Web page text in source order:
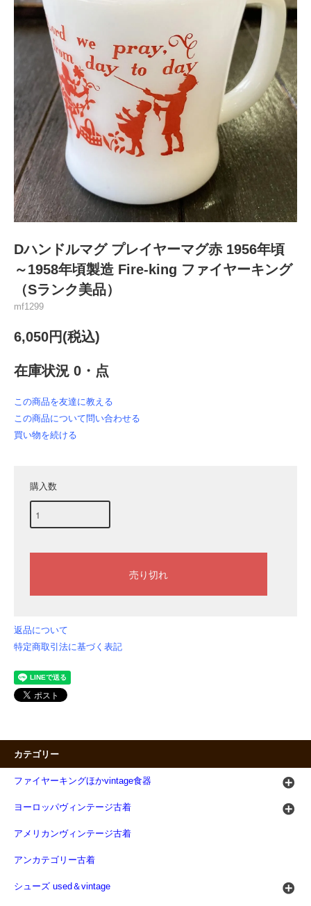
Dハンドルマグ プレイヤーマグ赤 1956年頃
～1958年頃製造 Fire-king ファイヤーキング
（Sランク美品）
mf1299
6,050円(税込)
在庫状況 0・点
この商品を友達に教える
この商品について問い合わせる
買い物を続ける
購入数
返品について
特定商取引法に基づく表記
カテゴリー
ファイヤーキングほかvintage食器
ヨーロッパヴィンテージ古着
アメリカンヴィンテージ古着
アンカテゴリー古着
シューズ used＆vintage